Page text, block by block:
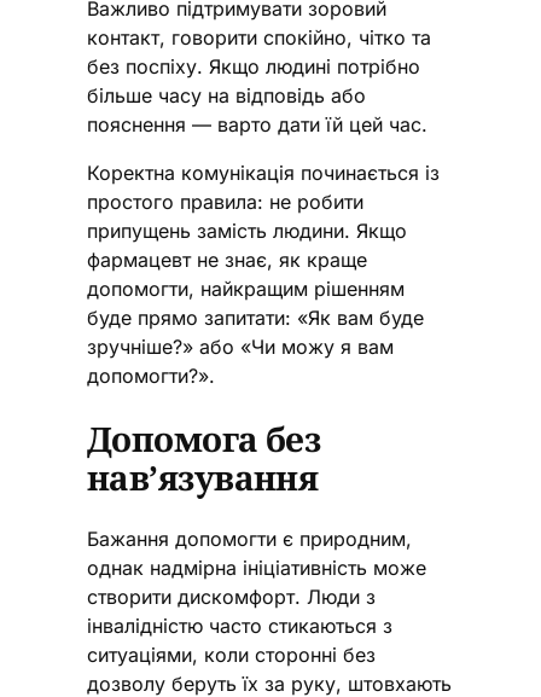
Важливо підтримувати зоровий
контакт, говорити спокійно, чітко та
без поспіху. Якщо людині потрібно
більше часу на відповідь або
пояснення — варто дати їй цей час.
Коректна комунікація починається із
простого правила: не робити
припущень замість людини. Якщо
фармацевт не знає, як краще
допомогти, найкращим рішенням
буде прямо запитати: «Як вам буде
зручніше?» або «Чи можу я вам
допомогти?».
Допомога без
нав’язування
Бажання допомогти є природним,
однак надмірна ініціативність може
створити дискомфорт. Люди з
інвалідністю часто стикаються з
ситуаціями, коли сторонні без
дозволу беруть їх за руку, штовхають